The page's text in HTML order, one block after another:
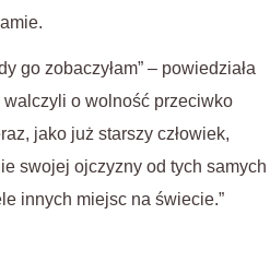
go zobaczyłam” – powiedziała
walczyli o wolność przeciwko
jako już starszy człowiek,
swojej ojczyzny od tych samych
innych miejsc na świecie.”